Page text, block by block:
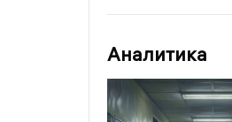
Аналитика